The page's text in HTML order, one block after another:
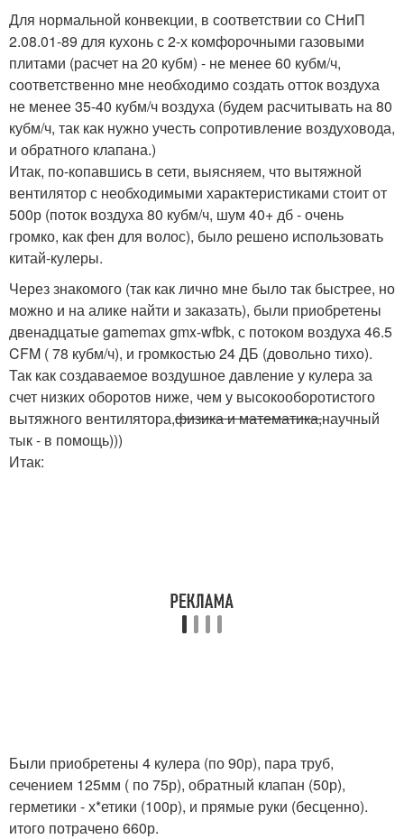
Для нормальной конвекции, в соответствии со СНиП
2.08.01-89 для кухонь с 2-х комфорочными газовыми
плитами (расчет на 20 кубм) - не менее 60 кубм/ч,
соответственно мне необходимо создать отток воздуха
не менее 35-40 кубм/ч воздуха (будем расчитывать на 80
кубм/ч, так как нужно учесть сопротивление воздуховода,
и обратного клапана.)
Итак, по-копавшись в сети, выясняем, что вытяжной
вентилятор с необходимыми характеристиками стоит от
500р (поток воздуха 80 кубм/ч, шум 40+ дб - очень
громко, как фен для волос), было решено использовать
китай-кулеры.
Через знакомого (так как лично мне было так быстрее, но
можно и на алике найти и заказать), были приобретены
двенадцатые gamemax gmx-wfbk, с потоком воздуха 46.5
CFM ( 78 кубм/ч), и громкостью 24 ДБ (довольно тихо).
Так как создаваемое воздушное давление у кулера за
счет низких оборотов ниже, чем у высокооборотистого
вытяжного вентилятора,физика и математика,научный
тык - в помощь)))
Итак:
Были приобретены 4 кулера (по 90р), пара труб,
сечением 125мм ( по 75р), обратный клапан (50р),
герметики - х*етики (100р), и прямые руки (бесценно).
итого потрачено 660р.